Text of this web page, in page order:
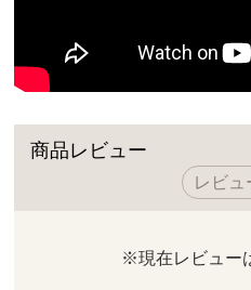
商品レビュー
レビュ
※現在レビュー